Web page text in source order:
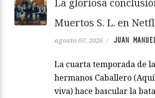
Muertos S. L. en
agosto 07, 2026 / JUAN
La cuarta temporada de
hermanos Caballero
viva) hace bascular la